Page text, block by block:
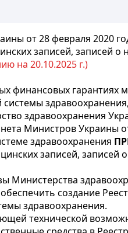
от 28 февраля 2020
записей, записей
на 20.10.2025 г.)
финансовых гарантиях
здравоохранения
Министров Украины
здравоохранения
записей,
Министерства
создание
здравоохранения.
технической